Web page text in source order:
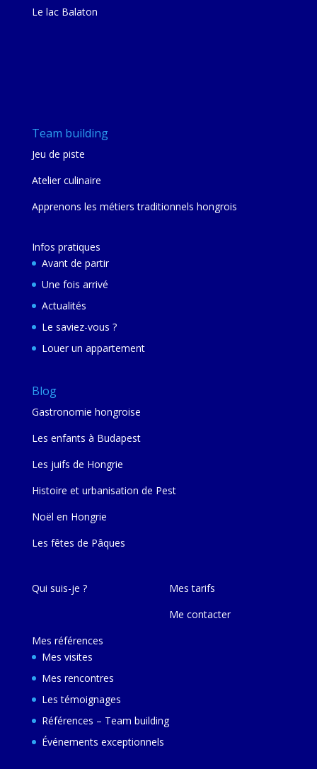
Le lac Balaton
Team building
Jeu de piste
Atelier culinaire
Apprenons les métiers traditionnels hongrois
Infos pratiques
Avant de partir
Une fois arrivé
Actualités
Le saviez-vous ?
Louer un appartement
Blog
Gastronomie hongroise
Les enfants à Budapest
Les juifs de Hongrie
Histoire et urbanisation de Pest
Noël en Hongrie
Les fêtes de Pâques
Qui suis-je ?
Mes références
Mes visites
Mes rencontres
Les témoignages
Références – Team building
Événements exceptionnels
Mes tarifs
Me contacter